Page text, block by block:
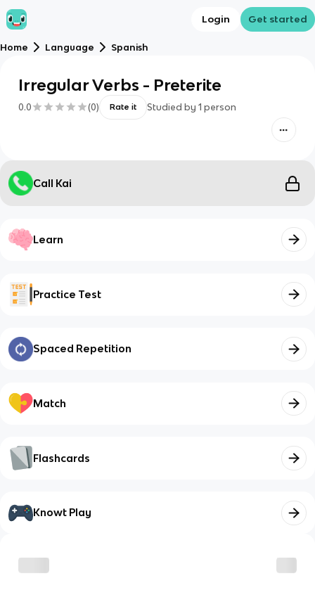
Login Get started
Home Language Spanish
Irregular Verbs - Preterite
0.0 (0) Rate it Studied by 1 person
Call Kai
Learn
Practice Test
Spaced Repetition
Match
Flashcards
Knowt Play